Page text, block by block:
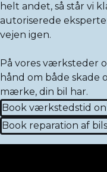
helt andet, så står vi
autoriserede
vejen igen.
På vores værksteder
hånd om både skade
mærke, din bil har.
Book værkstedstid
Book reparation af